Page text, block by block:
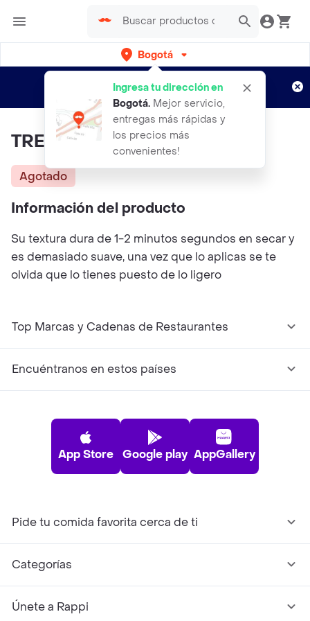
Bogotá
Ingresa tu dirección en
Bogotá. Mejor servicio,
entregas más rápidas y
los precios más
convenientes!
envíos gratis por semanas
Aplican TyC
TRENDY Labial Matte
Agotado
Información del producto
Su textura dura de 1-2 minutos segundos en secar y
es demasiado suave, una vez que lo aplicas se te
olvida que lo tienes puesto de lo ligero
Top Marcas y Cadenas de Restaurantes
Encuéntranos en estos países
App Store Google play AppGallery
Pide tu comida favorita cerca de ti
Categorías
Únete a Rappi